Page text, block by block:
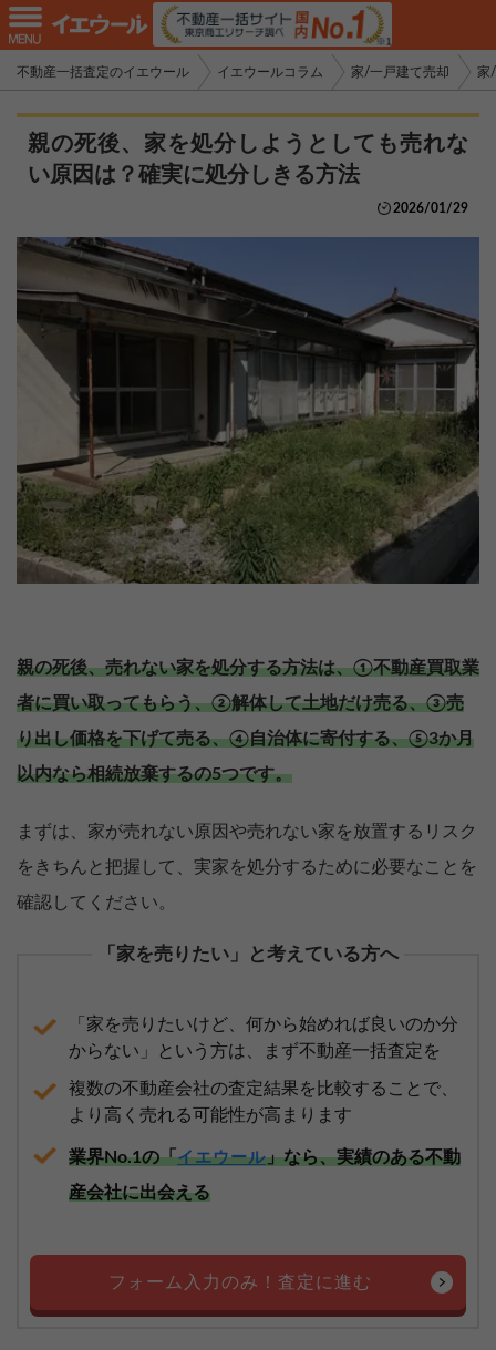
不動産一括査定のイエウール イエウールコラム 家/一戸建て売却 家
親の死後、家を処分しようとしても売れな
い原因は？確実に処分しきる方法
2026/01/29
親の死後、売れない家を処分する方法は、①不動産買取業
者に買い取ってもらう、②解体して土地だけ売る、③売
り出し価格を下げて売る、④自治体に寄付する、⑤3か月
以内なら相続放棄するの5つです。
まずは、家が売れない原因や売れない家を放置するリスク
をきちんと把握して、実家を処分するために必要なことを
確認してください。
「家を売りたい」と考えている方へ
「家を売りたいけど、何から始めれば良いのか分
からない」という方は、まず不動産一括査定を
複数の不動産会社の査定結果を比較することで、
より高く売れる可能性が高まります
業界No.1の「イエウール」なら、実績のある不動
産会社に出会える
フォーム入力のみ！査定に進む